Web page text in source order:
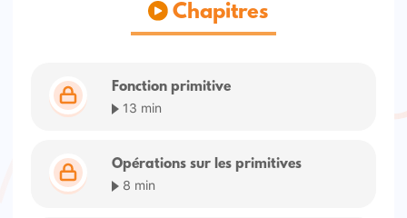
Chapitres
Fonction primitive
13 min
Opérations sur les primitives
8 min